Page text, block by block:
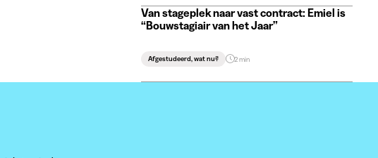
Van stageplek naar vast contract: Emiel is
“Bouwstagiair van het Jaar”
Afgestudeerd, wat nu? 2 min